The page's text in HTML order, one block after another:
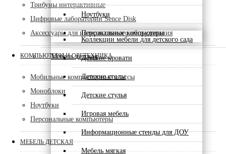
Ноутбуки
Персональные компьютеры
Мебель детская
Коллекции мебели для детского сада
Детские кровати
Детские столы
Детские стулья
Игровая мебель
Информационные стенды для ДОУ
Мебель мягкая
Трибуны интерактивные
Цифровые лаборатории Sence Disk
Аксессуары для интерактивного оборудования
КОМПЬЮТЕРЫ И ОРГТЕХНИКА
Мобильные компьютерные классы
Моноблоки
Ноутбуки
Персональные компьютеры
МЕБЕЛЬ ДЕТСКАЯ